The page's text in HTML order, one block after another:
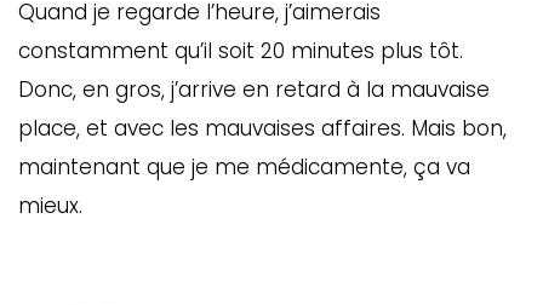
Quand je regarde l’heure, j’aimerais
constamment qu’il soit 20 minutes plus tôt.
Donc, en gros, j’arrive en retard à la mauvaise
place, et avec les mauvaises affaires. Mais bon,
maintenant que je me médicamente, ça va
mieux.